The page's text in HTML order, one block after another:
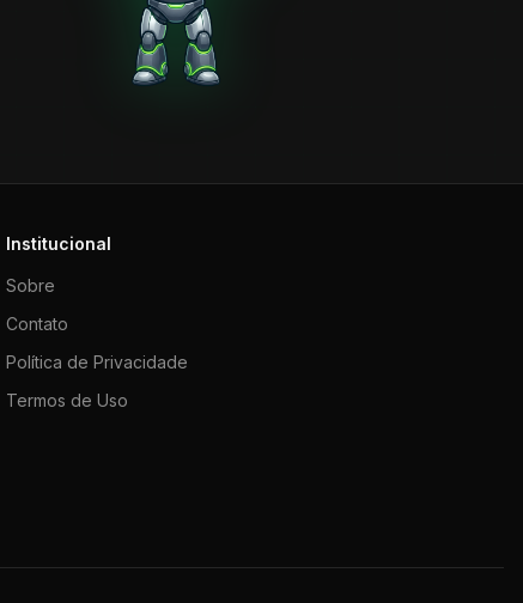
Institucional
Sobre
Contato
Política de Privacidade
Termos de Uso